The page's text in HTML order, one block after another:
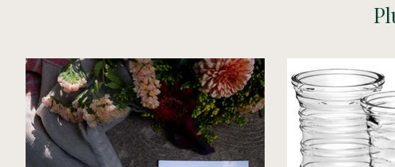
Articles du carrousel de produits